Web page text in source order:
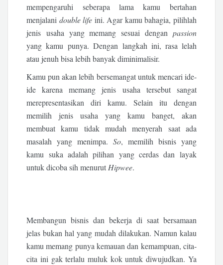
mempengaruhi seberapa lama kamu bertahan
menjalani double life ini. Agar kamu bahagia, pilihlah
jenis usaha yang memang sesuai dengan passion
yang kamu punya. Dengan langkah ini, rasa lelah
atau jenuh bisa lebih banyak diminimalisir.
Kamu pun akan lebih bersemangat untuk mencari ide-
ide karena memang jenis usaha tersebut sangat
merepresentasikan diri kamu. Selain itu dengan
memilih jenis usaha yang kamu banget, akan
membuat kamu tidak mudah menyerah saat ada
masalah yang menimpa. So, memilih bisnis yang
kamu suka adalah pilihan yang cerdas dan layak
untuk dicoba sih menurut Hipwee.
Membangun bisnis dan bekerja di saat bersamaan
jelas bukan hal yang mudah dilakukan. Namun kalau
kamu memang punya kemauan dan kemampuan, cita-
cita ini gak terlalu muluk kok untuk diwujudkan. Ya